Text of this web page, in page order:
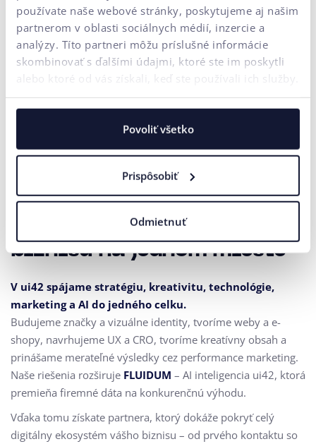
používate naše webové stránky, poskytujeme aj našim
partnerom v oblasti sociálnych médií, inzercie a
analýzy. Títo partneri môžu príslušné informácie
skombinovať s ďalšími údajmi, ktoré ste im poskytli
alebo ktoré od vás získali, keď ste používali ich služby.
Povoliť všetko
Prispôsobiť
Odmietnuť
Súhlasím
so
spracovaním osobných
údajov
na účely marketingovej
komunikácie.
ODOSLAŤ
Naša agentúra sa riadi pravidlami a princípmi Férového tendra
Všetko pre rast vášho
biznisu na jednom mieste
V ui42 spájame stratégiu, kreativitu, technológie,
marketing a AI do jedného celku.
Budujeme značky a vizuálne identity, tvoríme weby a e-
shopy, navrhujeme UX a CRO, tvoríme kreatívny obsah a
prinášame merateľné výsledky cez performance marketing.
Naše riešenia rozširuje FLUIDUM – AI inteligencia ui42, ktorá
premieňa firemné dáta na konkurenčnú výhodu.
Vďaka tomu získate partnera, ktorý dokáže pokryť celý
digitálny ekosystém vášho biznisu – od prvého kontaktu so